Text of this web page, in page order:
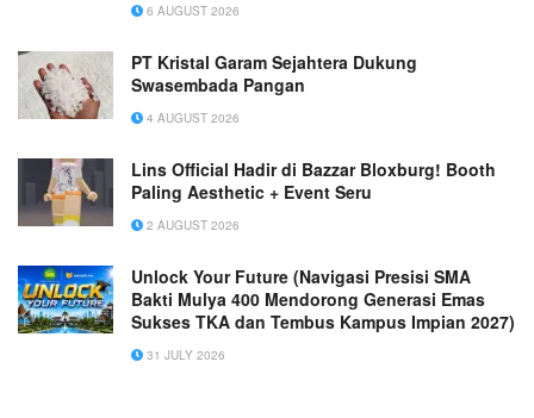
6 AUGUST 2026
PT Kristal Garam Sejahtera Dukung
Swasembada Pangan
4 AUGUST 2026
Lins Official Hadir di Bazzar Bloxburg! Booth
Paling Aesthetic + Event Seru
2 AUGUST 2026
Unlock Your Future (Navigasi Presisi SMA
Bakti Mulya 400 Mendorong Generasi Emas
Sukses TKA dan Tembus Kampus Impian 2027)
31 JULY 2026